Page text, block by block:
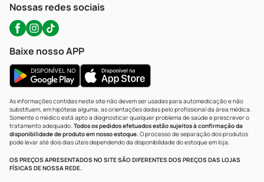
Nossas redes sociais
Baixe nosso APP
As informações contidas neste site não devem ser usadas para automedicação e não
substituem, em hipótese alguma, as orientações dadas pelo profissional da área médica.
Somente o médico está apto a diagnosticar qualquer problema de saúde e prescrever o
tratamento adequado. Todos os pedidos efetuados estão sujeitos à confirmação da
disponibilidade de produto em nosso estoque.O processo de separação dos produtos
pode levar até dois dias úteis dependendo da disponibilidade do estoque em loja.
OS PREÇOS APRESENTADOS NO SITE SÃO DIFERENTES DOS PREÇOS DAS LOJAS
FÍSICAS DE NOSSA REDE.